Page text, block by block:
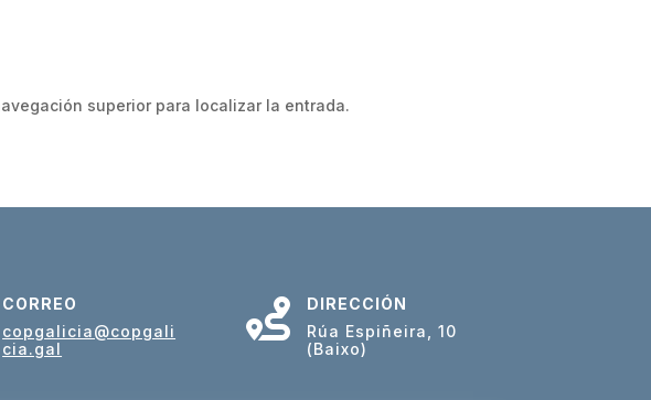
superior para localizar la entrada.
CORREO
copgalicia@copgali
cia.gal

DIRECCIÓN
Rúa Espiñeira, 10
(Baixo)